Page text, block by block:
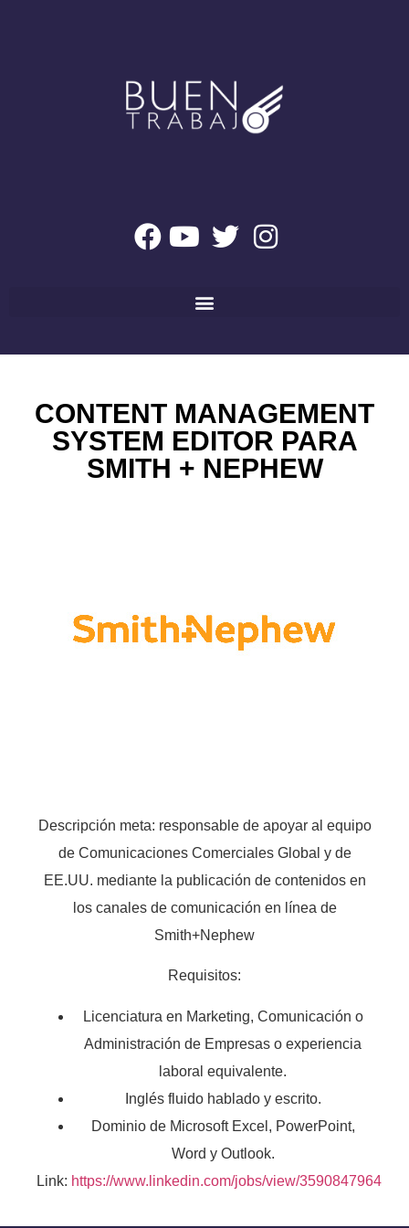
CONTENT MANAGEMENT
SYSTEM EDITOR PARA
SMITH + NEPHEW
Descripción meta: responsable de apoyar al equipo
de Comunicaciones Comerciales Global y de
EE.UU. mediante la publicación de contenidos en
los canales de comunicación en línea de
Smith+Nephew
Requisitos:
Licenciatura en Marketing, Comunicación o
Administración de Empresas o experiencia
laboral equivalente.
Inglés fluido hablado y escrito.
Dominio de Microsoft Excel, PowerPoint,
Word y Outlook.
Link: https://www.linkedin.com/jobs/view/3590847964